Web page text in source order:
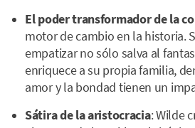
El poder transformador de la
motor de cambio en la historia.
empatizar no sólo salva al
enriquece a su propia familia,
amor y la bondad tienen un
Sátira de la aristocracia: Wilde